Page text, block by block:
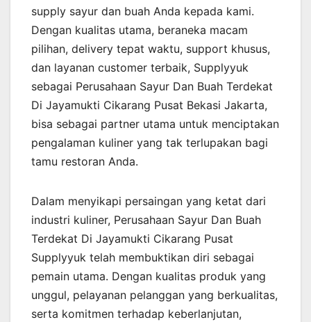
supply sayur dan buah Anda kepada kami.
Dengan kualitas utama, beraneka macam
pilihan, delivery tepat waktu, support khusus,
dan layanan customer terbaik, Supplyyuk
sebagai Perusahaan Sayur Dan Buah Terdekat
Di Jayamukti Cikarang Pusat Bekasi Jakarta,
bisa sebagai partner utama untuk menciptakan
pengalaman kuliner yang tak terlupakan bagi
tamu restoran Anda.
Dalam menyikapi persaingan yang ketat dari
industri kuliner, Perusahaan Sayur Dan Buah
Terdekat Di Jayamukti Cikarang Pusat
Supplyyuk telah membuktikan diri sebagai
pemain utama. Dengan kualitas produk yang
unggul, pelayanan pelanggan yang berkualitas,
serta komitmen terhadap keberlanjutan,